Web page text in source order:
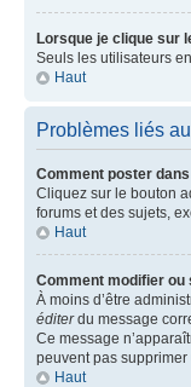
Lorsque je clique sur
Seuls les utilisateurs
Haut
Problèmes liés
Comment poster
Cliquez sur le bouton
forums et des sujets,
Haut
Comment modifier ou
À moins d’être
éditerdu message
Ce message
peuvent pas supprimer
Haut